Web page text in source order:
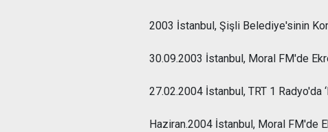
2003 İstanbul, Şişli Belediye'sinin
30.09.2003 İstanbul, Moral FM'de
27.02.2004 İstanbul, TRT 1 Radyo'da
Haziran.2004 İstanbul, Moral FM'de